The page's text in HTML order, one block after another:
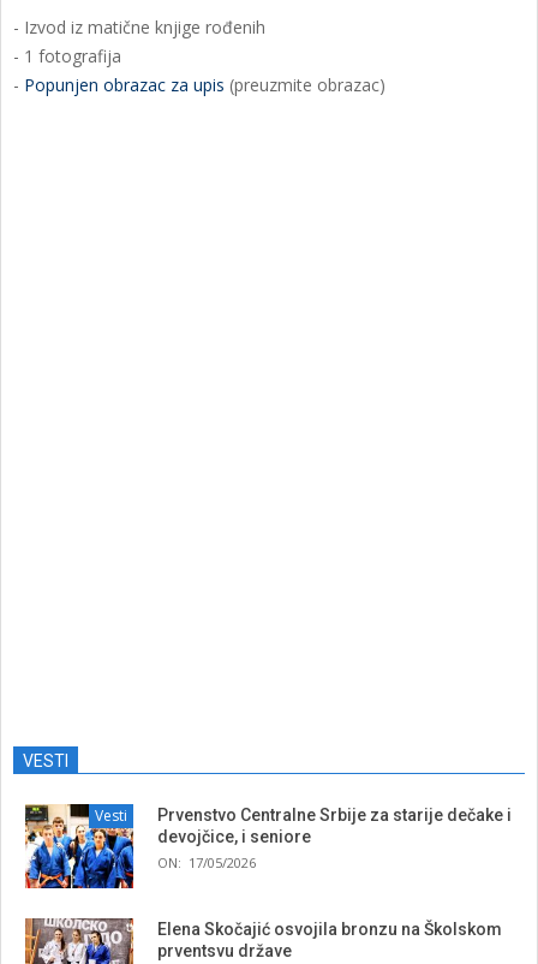
- Izvod iz matične knjige rođenih
- 1 fotografija
- Popunjen obrazac za upis (preuzmite obrazac)
VESTI
Vesti
Prvenstvo Centralne Srbije za starije dečake i
devojčice, i seniore
ON: 17/05/2026
Elena Skočajić osvojila bronzu na Školskom
prventsvu države